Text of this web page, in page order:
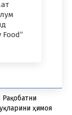
ҳимоя